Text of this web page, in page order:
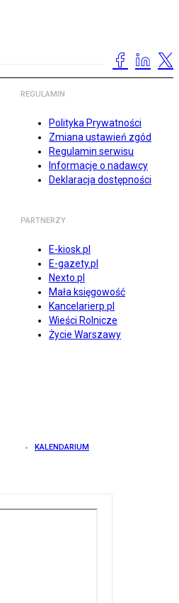
REGULAMIN
Polityka Prywatności
Zmiana ustawień zgód
Regulamin serwisu
Informacje o nadawcy
Deklaracja dostępności
PARTNERZY
E-kiosk.pl
E-gazety.pl
Nexto.pl
Mała księgowość
Kancelarierp.pl
Wieści Rolnicze
Życie Warszawy
KALENDARIUM